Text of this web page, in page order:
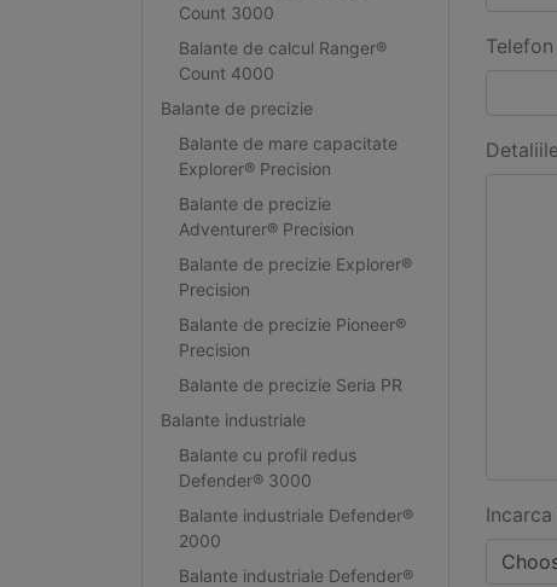
Count 3000
Balante de calcul Ranger®
Count 4000
Balante de precizie
Balante de mare capacitate
Explorer® Precision
Balante de precizie
Adventurer® Precision
Balante de precizie Explorer®
Precision
Balante de precizie Pioneer®
Precision
Balante de precizie Seria PR
Balante industriale
Balante cu profil redus
Defender® 3000
Balante industriale Defender®
2000
Balante industriale Defender®